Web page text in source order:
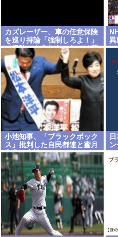
カズレーザー、車の任意保険
を巡り持論「強制しろよ！」
「保険にも入れないヤツは運
転すんなよ」
異
小池知事、「ブラックボック
ス」批判した自民都連と蜜月
変化の事情